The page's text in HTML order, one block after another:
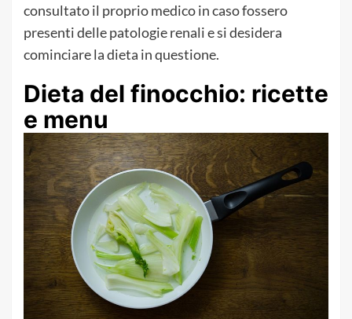
consultato il proprio medico in caso fossero
presenti delle patologie renali e si desidera
cominciare la dieta in questione.
Dieta del finocchio: ricette
e menu